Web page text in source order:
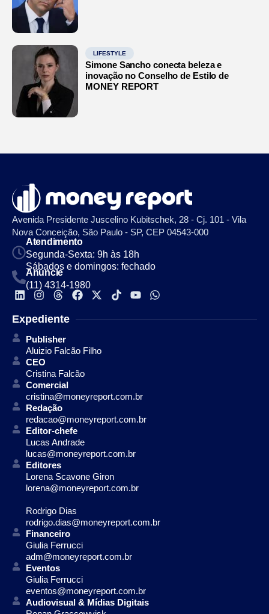
LIFESTYLE
Simone Sancho conecta beleza e
inovação no Conselho de Estilo de
MONEY REPORT
Avenida Presidente Juscelino Kubitschek, 28 - Cj. 101 - Vila
Nova Conceição, São Paulo - SP, CEP 04543-000
Atendimento
Segunda-Sexta: 9h às 18h
Sábados e domingos: fechado
Anuncie
(11) 4314-1980
Expediente
Publisher
Aluizio Falcão Filho
CEO
Cristina Falcão
Comercial
cristina@moneyreport.com.br
Redação
redacao@moneyreport.com.br
Editor-chefe
Lucas Andrade
lucas@moneyreport.com.br
Editores
Lorena Scavone Giron
lorena@moneyreport.com.br
Rodrigo Dias
rodrigo.dias@moneyreport.com.br
Financeiro
Giulia Ferrucci
adm@moneyreport.com.br
Eventos
Giulia Ferrucci
eventos@moneyreport.com.br
Audiovisual & Mídias Digitais